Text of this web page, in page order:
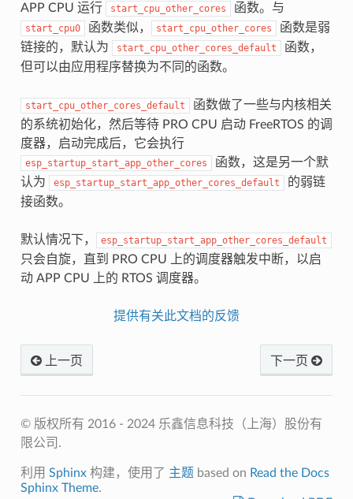
APP CPU 运行
start_cpu_other_cores 函数。与
start_cpu0 函数类似， start_cpu_other_cores
函数是弱
链接的，默认为
start_cpu_other_cores_default
函数，
但可以由应用程序替换为不同的函数。
start_cpu_other_cores_default
函数做了一些与内核相关
的系统初始化，然后等待 PRO CPU 启动 FreeRTOS 的调
度器，启动完成后，它会执行
esp_startup_start_app_other_cores
函数，这是另一个默
认为
esp_startup_start_app_other_cores_default
的弱链
接函数。
默认情况下， esp_startup_start_app_other_cores_default
只会自旋，直到 PRO CPU 上的调度器触发中断，以启
动 APP CPU 上的 RTOS 调度器。
提供有关此文档的反馈
上一页 下一页
© 版权所有 2016 - 2024 乐鑫信息科技（上海）股份有
限公司.
利用 Sphinx构建，使用了 主题 based on Read the Docs
Sphinx Theme.